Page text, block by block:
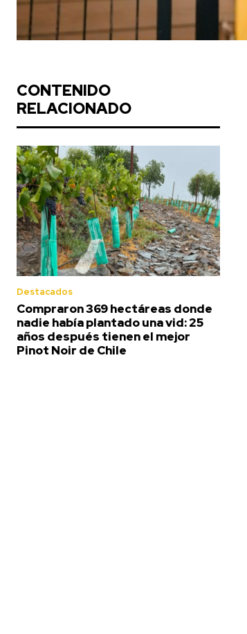
CONTENIDO
RELACIONADO
Destacados
Compraron 369 hectáreas donde
nadie había plantado una vid: 25
años después tienen el mejor
Pinot Noir de Chile